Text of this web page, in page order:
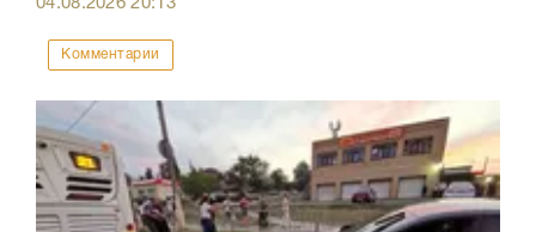
Комментарии